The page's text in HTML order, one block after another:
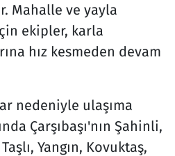
Mahalle ve yayla
ekipler, karla
hız kesmeden devam
nedeniyle ulaşıma
Çarşıbaşı'nın Şahinli,
Yangın, Kovuktaş,